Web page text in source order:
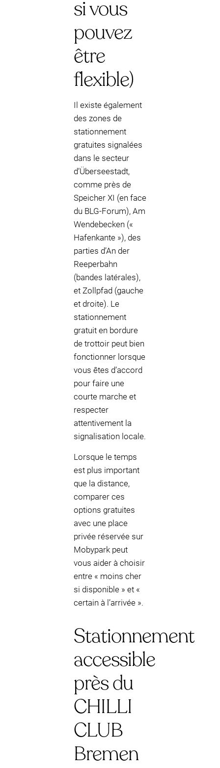
si vous
pouvez
être
flexible)
Il existe également
des zones de
stationnement
gratuites signalées
dans le secteur
d’Überseestadt,
comme près de
Speicher XI (en face
du BLG-Forum), Am
Wendebecken («
Hafenkante »), des
parties d’An der
Reeperbahn
(bandes latérales),
et Zollpfad (gauche
et droite). Le
stationnement
gratuit en bordure
de trottoir peut bien
fonctionner lorsque
vous êtes d’accord
pour faire une
courte marche et
respecter
attentivement la
signalisation locale.
Lorsque le temps
est plus important
que la distance,
comparer ces
options gratuites
avec une place
privée réservée sur
Mobypark peut
vous aider à choisir
entre « moins cher
si disponible » et «
certain à l’arrivée ».
Stationnement
accessible
près du
CHILLI
CLUB
Bremen